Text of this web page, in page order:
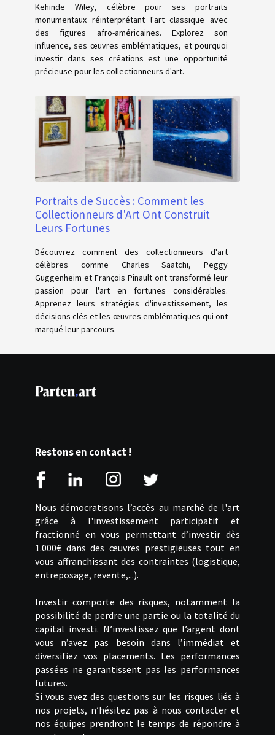
Kehinde Wiley, célèbre pour ses portraits
monumentaux réinterprétant l'art classique avec
des figures afro-américaines. Explorez son
influence, ses œuvres emblématiques, et pourquoi
investir dans ses créations est une opportunité
précieuse pour les collectionneurs d'art.
Portraits de Succès : Comment les
Collectionneurs d'Art Ont Construit
Leurs Fortunes
Découvrez comment des collectionneurs d'art
célèbres comme Charles Saatchi, Peggy
Guggenheim et François Pinault ont transformé leur
passion pour l'art en fortunes considérables.
Apprenez leurs stratégies d'investissement, les
décisions clés et les œuvres emblématiques qui ont
marqué leur parcours.
Restons en contact !
Nous démocratisons l’accès au marché de l'art
grâce à l'investissement participatif et
fractionné en vous permettant d’investir dès
1.000€ dans des œuvres prestigieuses tout en
vous affranchissant des contraintes (logistique,
entreposage, revente,...).
Investir comporte des risques, notamment la
possibilité de perdre une partie ou la totalité du
capital investi. N’investissez que l’argent dont
vous n’avez pas besoin dans l’immédiat et
diversifiez vos placements. Les performances
passées ne garantissent pas les performances
futures.
Si vous avez des questions sur les risques liés à
nos projets, n’hésitez pas à nous contacter et
nos équipes prendront le temps de répondre à